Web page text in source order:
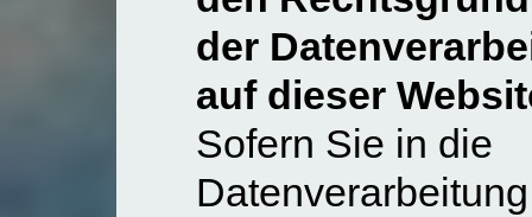
der
auf dieser
Sofern Sie in die
Datenverarbeitung